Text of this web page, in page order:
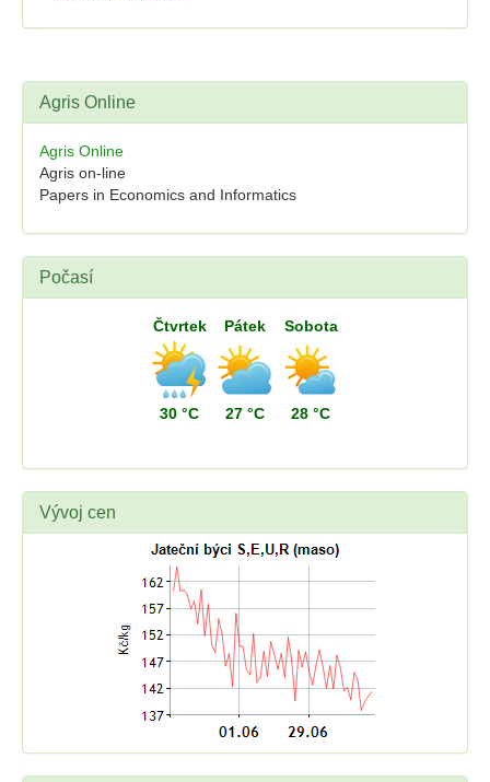
Agris Online
Agris Online
Agris on-line
Papers in Economics and Informatics
Počasí
Čtvrtek
30 °C
Pátek
27 °C
Sobota
28 °C
Vývoj cen